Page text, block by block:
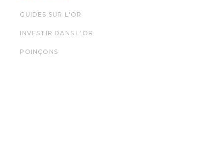
GUIDES SUR L'OR
INVESTIR DANS L'OR
POINÇONS